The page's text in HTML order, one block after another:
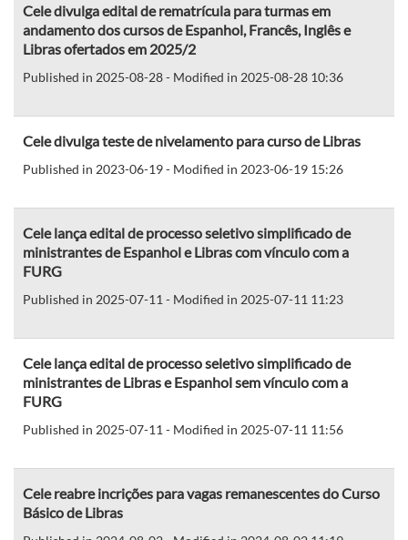
Cele divulga edital de rematrícula para turmas em
andamento dos cursos de Espanhol, Francês, Inglês e
Libras ofertados em 2025/2
Published in 2025-08-28 - Modified in 2025-08-28 10:36
Cele divulga teste de nivelamento para curso de Libras
Published in 2023-06-19 - Modified in 2023-06-19 15:26
Cele lança edital de processo seletivo simplificado de
ministrantes de Espanhol e Libras com vínculo com a
FURG
Published in 2025-07-11 - Modified in 2025-07-11 11:23
Cele lança edital de processo seletivo simplificado de
ministrantes de Libras e Espanhol sem vínculo com a
FURG
Published in 2025-07-11 - Modified in 2025-07-11 11:56
Cele reabre incrições para vagas remanescentes do Curso
Básico de Libras